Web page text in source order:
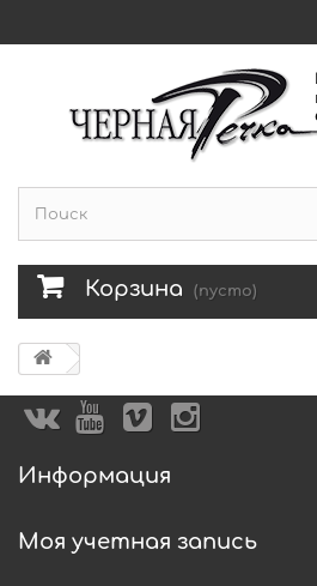
Корзина (пусто)
Информация
Моя учетная запись